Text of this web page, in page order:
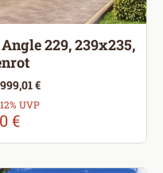
229, 239x235,
€
€
UVP